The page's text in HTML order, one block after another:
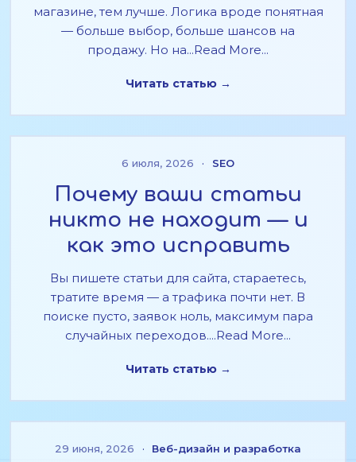
магазине, тем лучше. Логика вроде понятная
— больше выбор, больше шансов на
продажу. Но на...Read More...
Читать статью →
6 июля, 2026 · SEO
Почему ваши статьи
никто не находит — и
как это исправить
Вы пишете статьи для сайта, стараетесь,
тратите время — а трафика почти нет. В
поиске пусто, заявок ноль, максимум пара
случайных переходов....Read More...
Читать статью →
29 июня, 2026 · Веб-дизайн и разработка